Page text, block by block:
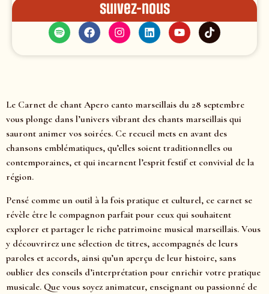
Suivez-nous
Le Carnet de chant Apero canto marseillais du 28 septembre
vous plonge dans l’univers vibrant des chants marseillais qui
sauront animer vos soirées. Ce recueil mets en avant des
chansons emblématiques, qu’elles soient traditionnelles ou
contemporaines, et qui incarnent l’esprit festif et convivial de la
région.
Pensé comme un outil à la fois pratique et culturel, ce carnet se
révèle être le compagnon parfait pour ceux qui souhaitent
explorer et partager le riche patrimoine musical marseillais. Vous
y découvrirez une sélection de titres, accompagnés de leurs
paroles et accords, ainsi qu’un aperçu de leur histoire, sans
oublier des conseils d’interprétation pour enrichir votre pratique
musicale. Que vous soyez animateur, enseignant ou passionné de